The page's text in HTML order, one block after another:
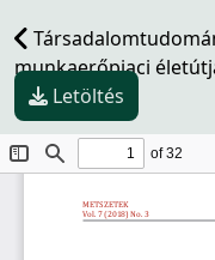
munkaerőpiaci
Letöltés